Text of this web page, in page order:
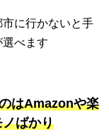
に行かないと手
べます
はAmazonや楽
ばかり